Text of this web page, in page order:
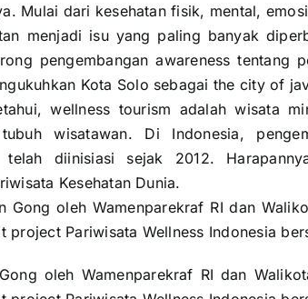
Mulai dari kesehatan fisik, mental,
menjadi isu yang paling banyak
pengembangan awareness tentang
Kota Solo sebagai the city of
wellness tourism adalah wisata
wisatawan. Di Indonesia,
telah diinisiasi sejak 2012.
Kesehatan Dunia.
oleh Wamenparekraf RI dan